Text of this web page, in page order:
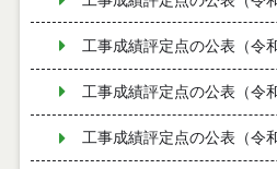
工事成績評定点の公表（令
工事成績評定点の公表（令
工事成績評定点の公表（令